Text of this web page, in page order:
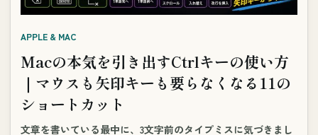
APPLE & MAC
Macの本気を引き出すCtrlキーの使い方
｜マウスも矢印キーも要らなくなる11の
ショートカット
文章を書いている最中に、3文字前のタイプミスに気づきまし